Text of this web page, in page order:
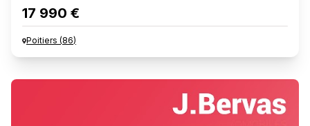
17 990 €
Poitiers (86)